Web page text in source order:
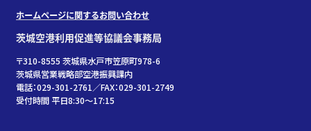
ホームページに関するお問い合わせ
茨城空港利用促進等協議会事務局
〒310-8555 茨城県水戸市笠原町978-6
茨城県営業戦略部空港振興課内
電話：029-301-2761／FAX：029-301-2749
受付時間 平日8:30～17:15